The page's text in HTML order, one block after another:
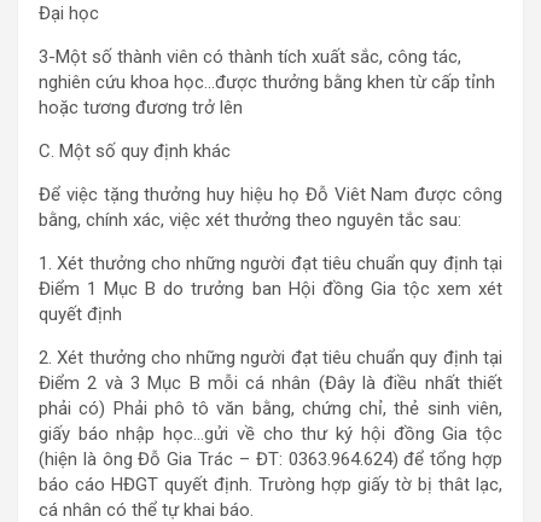
Đại học
3-Một số thành viên có thành tích xuất sắc, công tác,
nghiên cứu khoa học…được thưởng bằng khen từ cấp tỉnh
hoặc tương đương trở lên
C. Một số quy định khác
Để việc tặng thưởng huy hiệu họ Đỗ Viêt Nam được công
bằng, chính xác, việc xét thưởng theo nguyên tắc sau:
1. Xét thưởng cho những người đạt tiêu chuẩn quy định tại
Điểm 1 Mục B do trưởng ban Hội đồng Gia tộc xem xét
quyết định
2. Xét thưởng cho những người đạt tiêu chuẩn quy định tại
Điểm 2 và 3 Mục B mỗi cá nhân (Đây là điều nhất thiết
phải có) Phải phô tô văn bằng, chứng chỉ, thẻ sinh viên,
giấy báo nhập học…gửi về cho thư ký hội đồng Gia tộc
(hiện là ông Đỗ Gia Trác – ĐT: 0363.964.624) để tổng hợp
báo cáo HĐGT quyết định. Trưòng hợp giấy tờ bị thât lạc,
cá nhân có thể tự khai báo.